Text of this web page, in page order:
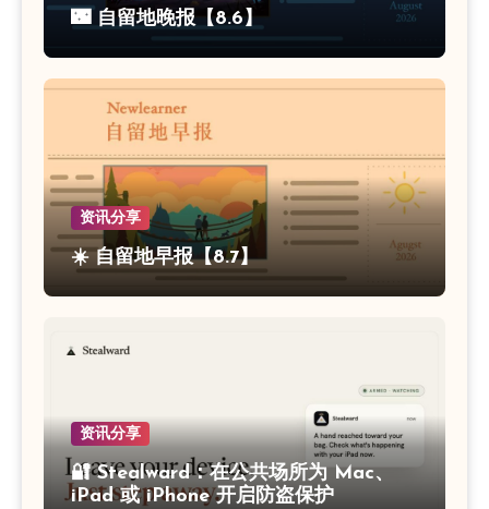
🌃 自留地晚报【8.6】
资讯分享
☀️ 自留地早报【8.7】
资讯分享
🔐 Stealward：在公共场所为 Mac、
iPad 或 iPhone 开启防盗保护